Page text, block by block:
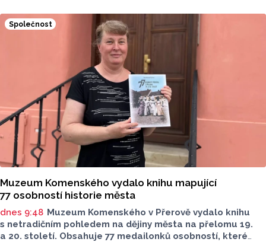
přibylo ubytovaných cizinců, kterých bylo 45 548,
meziročně o 9,1 procenta více. Naopak domácích hostů
v regionu ubylo, kraj v tomto období navštívilo 174 882
turistů, což bylo meziročně o 3,6 procenta méně. Celkový
počet přenocování v kraji klesl o 4,7 procenta. Údaje
dnes zveřejnil Český statistický úřad (ČSÚ).
Společnost
Muzeum Komenského vydalo knihu mapující
77 osobností historie města
dnes 9:48 Muzeum Komenského v Přerově vydalo knihu
s netradičním pohledem na dějiny města na přelomu 19.
a 20. století. Obsahuje 77 medailonků osobností, které